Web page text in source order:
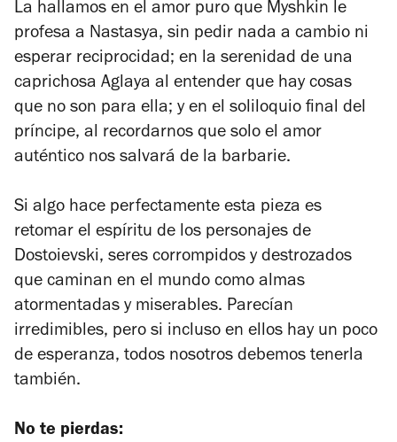
La hallamos en el amor puro que Myshkin le
profesa a Nastasya, sin pedir nada a cambio ni
esperar reciprocidad; en la serenidad de una
caprichosa Aglaya al entender que hay cosas
que no son para ella; y en el soliloquio final del
príncipe, al recordarnos que solo el amor
auténtico nos salvará de la barbarie.
Si algo hace perfectamente esta pieza es
retomar el espíritu de los personajes de
Dostoievski, seres corrompidos y destrozados
que caminan en el mundo como almas
atormentadas y miserables. Parecían
irredimibles, pero si incluso en ellos hay un poco
de esperanza, todos nosotros debemos tenerla
también.
No te pierdas: